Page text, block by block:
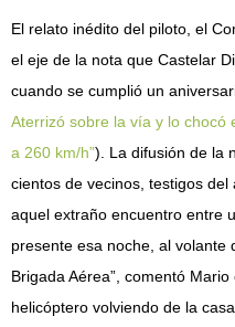
El relato inédito del piloto, el
el eje de la nota que Castelar
cuando se cumplió un
Aterrizó sobre la vía y lo chocó
a 260 km/h”). La difusión de la
cientos de vecinos, testigos
aquel extraño encuentro entre
presente esa noche, al volante
Brigada Aérea”, comentó
helicóptero volviendo de la